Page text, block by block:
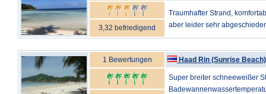
Traumhafter Strand,
aber leider sehr
3,32 befriedigend
1 Bewertungen Haad Rin (Sunrise Beach)
Super breiter schneeweißer